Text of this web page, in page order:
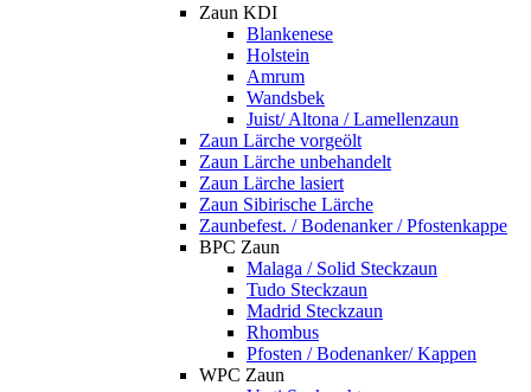
Zaun KDI
Blankenese
Holstein
Amrum
Wandsbek
Juist/ Altona / Lamellenzaun
Zaun Lärche vorgeölt
Zaun Lärche unbehandelt
Zaun Lärche lasiert
Zaun Sibirische Lärche
Zaunbefest. / Bodenanker / Pfostenkappe
BPC Zaun
Malaga / Solid Steckzaun
Tudo Steckzaun
Madrid Steckzaun
Rhombus
Pfosten / Bodenanker/ Kappen
WPC Zaun